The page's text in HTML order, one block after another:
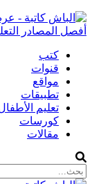
أفصل المصادر
كتب
قنوات
مواقع
تطبيقات
تعليم
كورسات
مقالات